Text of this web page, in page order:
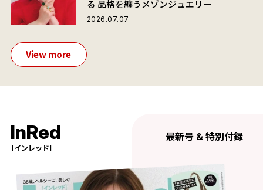
る 品格を纏うメゾンジュエリー
2026.07.07
View more
InRed
［インレッド］
最新号 & 特別付録